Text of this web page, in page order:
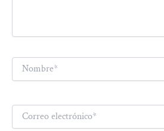
Nombre*
Correo
electrónico*